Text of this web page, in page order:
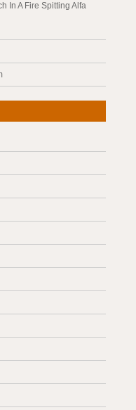
In A Fire Spitting Alfa